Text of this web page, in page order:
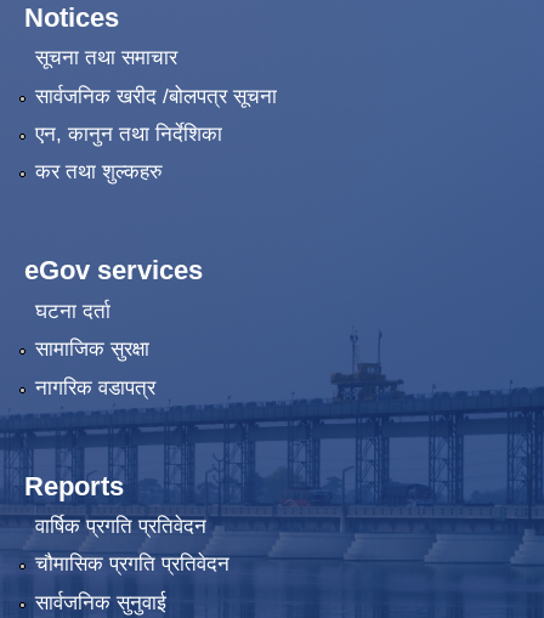
Notices
सूचना तथा समाचार
सार्वजनिक खरीद /बोलपत्र सूचना
एन, कानुन तथा निर्देशिका
कर तथा शुल्कहरु
eGov services
घटना दर्ता
सामाजिक सुरक्षा
नागरिक वडापत्र
Reports
वार्षिक प्रगति प्रतिवेदन
चौमासिक प्रगति प्रतिवेदन
सार्वजनिक सुनुवाई